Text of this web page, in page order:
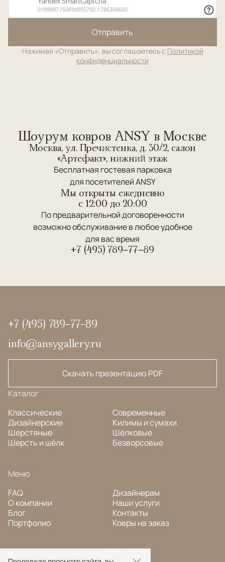
Отправить
Нажимая «Отправить», вы соглашаетесь с Политикой
конфиденциальности
Шоурум ковров ANSY в Москве
Москва, ул. Пречистенка, д. 30/2, салон
«Артефакт», нижний этаж
Бесплатная гостевая парковка
для посетителей ANSY
Мы открыты ежедневно
c 12:00 до 20:00
По предварительной договоренности
возможно обслуживание в любое удобное
для вас время
+7 (495) 789-77-89
+7 (495) 789-77-89
info@ansygallery.ru
Скачать презентацию PDF
Каталог
Классические
Дизайнерские
Шерстяные
Шерсть и шёлк
Современные
Килимы и сумахи
Шёлковые
Безворсовые
Меню
FAQ
О компании
Блог
Портфолио
Дизайнерам
Наши услуги
Контакты
Ковры на заказ